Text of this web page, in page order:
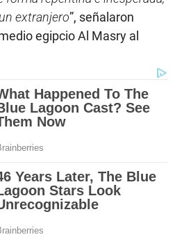
extranjero”, señalaron
egipcio Al Masry al